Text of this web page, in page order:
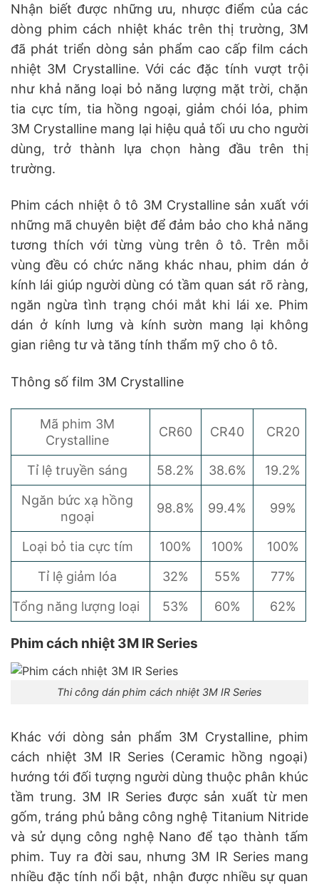
Nhận biết được những ưu, nhược điểm của các
dòng phim cách nhiệt khác trên thị trường, 3M
đã phát triển dòng sản phẩm cao cấp film cách
nhiệt 3M Crystalline. Với các đặc tính vượt trội
như khả năng loại bỏ năng lượng mặt trời, chặn
tia cực tím, tia hồng ngoại, giảm chói lóa, phim
3M Crystalline mang lại hiệu quả tối ưu cho người
dùng, trở thành lựa chọn hàng đầu trên thị
trường.
Phim cách nhiệt ô tô 3M Crystalline sản xuất với
những mã chuyên biệt để đảm bảo cho khả năng
tương thích với từng vùng trên ô tô. Trên mỗi
vùng đều có chức năng khác nhau, phim dán ở
kính lái giúp người dùng có tầm quan sát rõ ràng,
ngăn ngừa tình trạng chói mắt khi lái xe. Phim
dán ở kính lưng và kính sườn mang lại không
gian riêng tư và tăng tính thẩm mỹ cho ô tô.
Thông số film 3M Crystalline
Mã phim 3M
Crystalline
CR60 CR40 CR20
Tỉ lệ truyền sáng 58.2% 38.6%
19.2%
Ngăn bức xạ hồng
ngoại
98.8% 99.4% 99%
Loại bỏ tia cực tím 100% 100%
100%
Tỉ lệ giảm lóa
32% 55%
77%
Tổng năng lượng loại
53% 60% 62%
Phim cách nhiệt 3M IR Series
Thi công dán phim cách nhiệt 3M IR Series
Khác với dòng sản phẩm 3M Crystalline, phim
cách nhiệt 3M IR Series (Ceramic hồng ngoại)
hướng tới đối tượng người dùng thuộc phân khúc
tầm trung. 3M IR Series được sản xuất từ men
gốm, tráng phủ bằng công nghệ Titanium Nitride
và sử dụng công nghệ Nano để tạo thành tấm
phim. Tuy ra đời sau, nhưng 3M IR Series mang
nhiều đặc tính nổi bật, nhận được nhiều sự quan